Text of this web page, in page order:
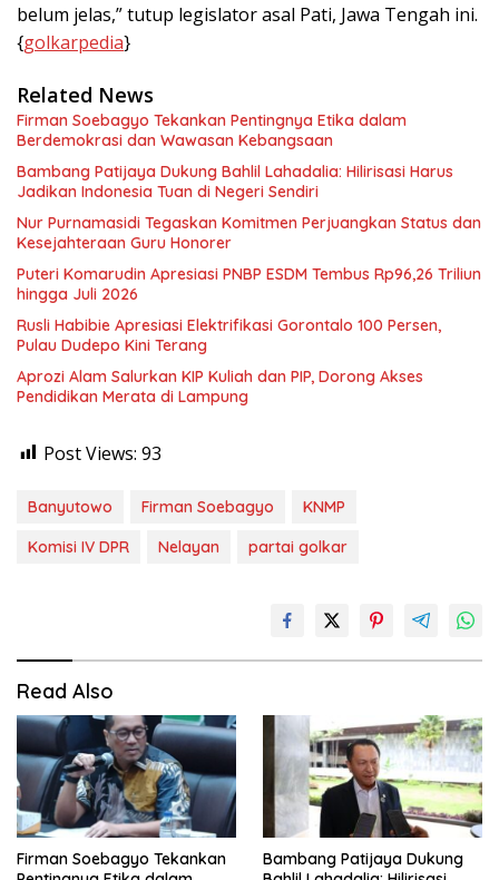
belum jelas,” tutup legislator asal Pati, Jawa Tengah ini.
{golkarpedia}
Related News
Firman Soebagyo Tekankan Pentingnya Etika dalam
Berdemokrasi dan Wawasan Kebangsaan
Bambang Patijaya Dukung Bahlil Lahadalia: Hilirisasi Harus
Jadikan Indonesia Tuan di Negeri Sendiri
Nur Purnamasidi Tegaskan Komitmen Perjuangkan Status dan
Kesejahteraan Guru Honorer
Puteri Komarudin Apresiasi PNBP ESDM Tembus Rp96,26 Triliun
hingga Juli 2026
Rusli Habibie Apresiasi Elektrifikasi Gorontalo 100 Persen,
Pulau Dudepo Kini Terang
Aprozi Alam Salurkan KIP Kuliah dan PIP, Dorong Akses
Pendidikan Merata di Lampung
Post Views: 93
Banyutowo Firman Soebagyo
KNMP
Komisi IV DPR
Nelayan partai golkar
Read Also
Firman Soebagyo Tekankan
Bambang Patijaya Dukung